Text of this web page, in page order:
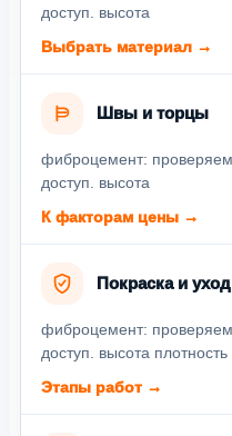
доступ. высота
Выбрать материал →
Швы и торцы
фиброцемент:
доступ. высота
К факторам цены →
Покраска и уход
фиброцемент:
доступ. высота плотность
Этапы работ →